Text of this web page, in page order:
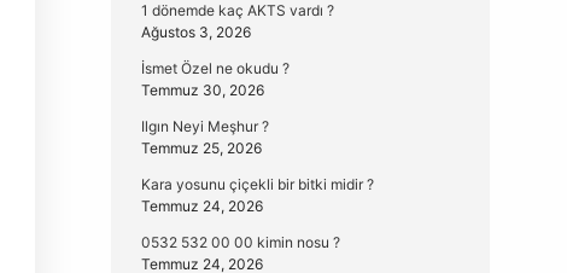
1 dönemde kaç AKTS vardı ?
Ağustos 3, 2026
İsmet Özel ne okudu ?
Temmuz 30, 2026
Ilgın Neyi Meşhur ?
Temmuz 25, 2026
Kara yosunu çiçekli bir bitki midir ?
Temmuz 24, 2026
0532 532 00 00 kimin nosu ?
Temmuz 24, 2026